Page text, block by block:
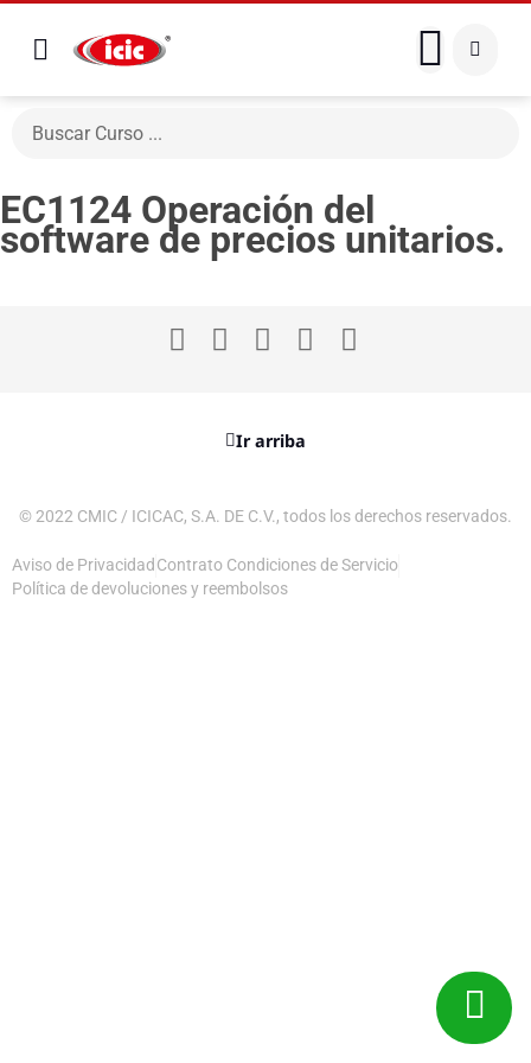
EC1124 Operación del
software de precios unitarios.
Ir arriba
© 2022 CMIC / ICICAC, S.A. DE C.V., todos los derechos reservados.
Aviso de Privacidad Contrato Condiciones de Servicio
Política de devoluciones y reembolsos